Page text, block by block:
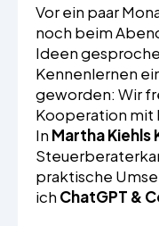
Vor ein paar
noch beim
Ideen
Kennenlernen
geworden: Wir
Kooperation mit
In Martha Kiehls
praktische
ich ChatGPT &